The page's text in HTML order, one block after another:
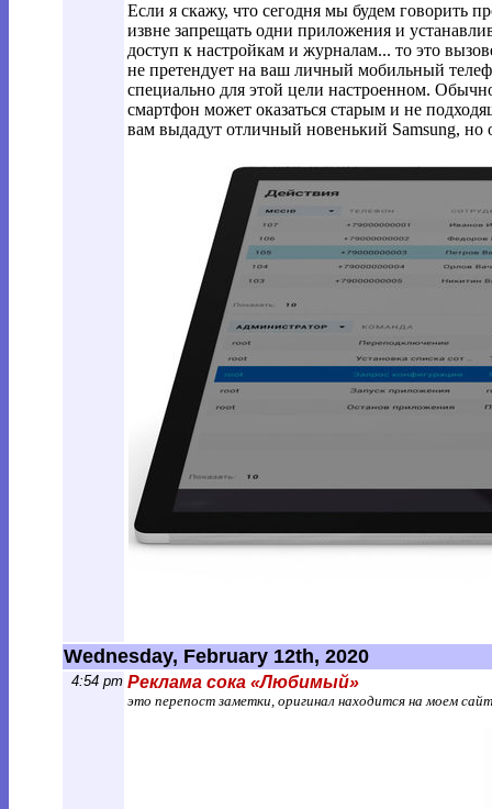
Если я скажу, что сегодня мы будем говорить
извне запрещать одни приложения и
доступ к настройкам и журналам... то это
не претендует на ваш личный мобильный
специально для этой цели настроенном.
смартфон может оказаться старым и не
вам выдадут отличный новенький Samsung, но
Wednesday, February 12th, 2020
4:54 pm Реклама сока «Любимый»
это перепост заметки, оригинал находится на моем